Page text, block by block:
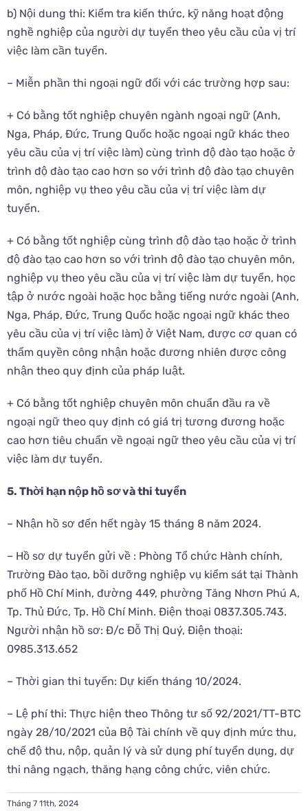
b) Nội dung thi: Kiểm tra kiến thức, kỹ năng hoạt động
nghề nghiệp của người dự tuyển theo yêu cầu của vị trí
việc làm cần tuyển.
– Miễn phần thi ngoại ngữ đối với các trường hợp sau:
+ Có bằng tốt nghiệp chuyên ngành ngoại ngữ (Anh,
Nga, Pháp, Đức, Trung Quốc hoặc ngoại ngữ khác theo
yêu cầu của vị trí việc làm) cùng trình độ đào tạo hoặc ở
trình độ đào tạo cao hơn so với trình độ đào tạo chuyên
môn, nghiệp vụ theo yêu cầu của vị trí việc làm dự
tuyển.
+ Có bằng tốt nghiệp cùng trình độ đào tạo hoặc ở trình
độ đào tạo cao hơn so với trình độ đào tạo chuyên môn,
nghiệp vụ theo yêu cầu của vị trí việc làm dự tuyển, học
tập ở nước ngoài hoặc học bằng tiếng nước ngoài (Anh,
Nga, Pháp, Đức, Trung Quốc hoặc ngoại ngữ khác theo
yêu cầu của vị trí việc làm) ở Việt Nam, được cơ quan có
thẩm quyền công nhận hoặc đương nhiên được công
nhận theo quy định của pháp luật.
+ Có bằng tốt nghiệp chuyên môn chuẩn đầu ra về
ngoại ngữ theo quy định có giá trị tương đương hoặc
cao hơn tiêu chuẩn về ngoại ngữ theo yêu cầu của vị trí
việc làm dự tuyển.
5. Thời hạn nộp hồ sơ và thi tuyển
– Nhận hồ sơ đến hết ngày 15 tháng 8 năm 2024.
– Hồ sơ dự tuyển gửi về : Phòng Tổ chức Hành chính,
Trường Đào tạo, bồi dưỡng nghiệp vụ kiểm sát tại Thành
phố Hồ Chí Minh, đường 449, phường Tăng Nhơn Phú A,
Tp. Thủ Đức, Tp. Hồ Chí Minh. Điện thoại 0837.305.743.
Người nhận hồ sơ: Đ/c Đỗ Thị Quý, Điện thoại:
0985.313.652
– Thời gian thi tuyển: Dự kiến tháng 10/2024.
– Lệ phí thi: Thực hiện theo Thông tư số 92/2021/TT-BTC
ngày 28/10/2021 của Bộ Tài chính về quy định mức thu,
chế độ thu, nộp, quản lý và sử dụng phí tuyển dụng, dự
thi nâng ngạch, thăng hạng công chức, viên chức.
Tháng 7 11th, 2024